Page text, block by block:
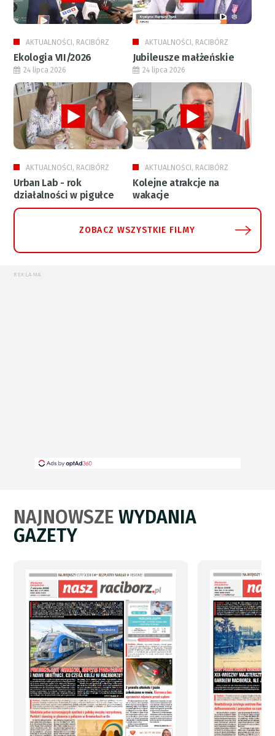
AKTUALNOŚCI, RACIBÓRZ
Ekologia VII/2026
AKTUALNOŚCI, RACIBÓRZ
Jubileusze małżeńskie
24 lipca 2026
AKTUALNOŚCI, RACIBÓRZ
Urban Lab - rok
działalności w pigułce
24 lipca 2026
AKTUALNOŚCI, RACIBÓRZ
Kolejne atrakcje na
wakacje
ZOBACZ WSZYSTKIE FILMY
REKLAMA
NAJNOWSZEWYDANIA
GAZETY